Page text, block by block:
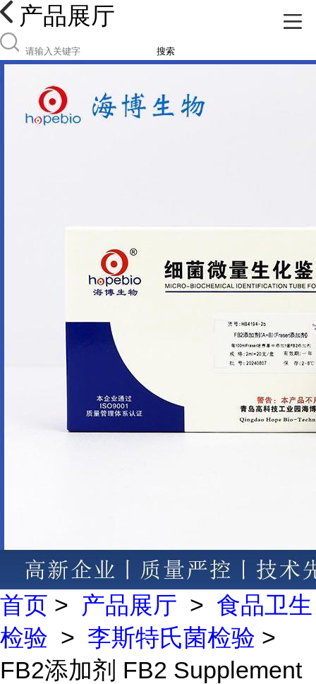
产品展厅
搜索
首页 > 产品展厅 > 食品卫生
检验 > 李斯特氏菌检验 >
FB2添加剂 FB2 Supplement